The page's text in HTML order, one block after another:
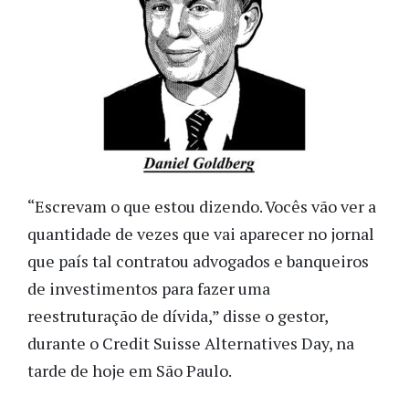
“Escrevam o que estou dizendo. Vocês vão ver a
quantidade de vezes que vai aparecer no jornal
que país tal contratou advogados e banqueiros
de investimentos para fazer uma
reestruturação de dívida,” disse o gestor,
durante o Credit Suisse Alternatives Day, na
tarde de hoje em São Paulo.